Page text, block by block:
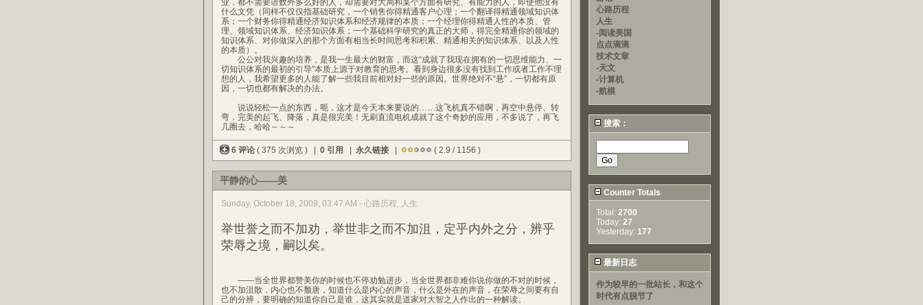
业，都不需要语数外多么好的人，却需要对大局和某个方面有研究、有能力的人，即使他没有
什么文凭（同样不仅仅指基础研究，一个销售你得精通客户心理；一个翻译得精通领域知识体
系；一个财务你得精通经济知识体系和经济规律的本质；一个经理你得精通人性的本质、管
理、领域知识体系、经济知识体系；一个基础科学研究的真正的大师，得完全精通你的领域的
知识体系、对你做深入的那个方面有相当长时间思考和积累、精通相关的知识体系、以及人性
的本质）。
公公对我兴趣的培养，是我一生最大的财富，而这“成就了我现在拥有的一切思维能力、一
切知识体系的最初的引导”本质上源于对教育的思考。看到身边很多没有找到工作或者工作不理
想的人，我希望更多的人能了解一些我目前相对好一些的原因。世界绝对不“悬”，一切都有原
因，一切也都有解决的办法。
说说轻松一点的东西，呃，这才是今天本来要说的……这飞机真不错啊，再空中悬停、转
弯，完美的起飞、降落，真是很完美！无刷直流电机成就了这个奇妙的应用，不多说了，再飞
几圈去，哈哈～～～
6 评论 ( 375 次浏览 ) | 0 引用 永久链接 ( 2.9 / 1156 )
平静的心——美
Sunday, October 18, 2009, 03:47 AM - 心路历程, 人生
举世誉之而不加劝，举世非之而不加沮，定乎内外之分，辨乎
荣辱之境，嗣以矣。
——当全世界都赞美你的时候也不停劝勉进步，当全世界都非难你说你做的不对的时候，
也不加沮散，内心也不颓唐，知道什么是内心的声音，什么是外在的声音，在荣辱之间要有自
己的分辨，要明确的知道你自己是谁，这其实就是道家对大智之人作出的一种解读。
心路历程
人生
-阅读美国
点点滴滴
技术文章
-天文
-计算机
-航模
搜索：
Counter Totals
Total: 2700
Today: 27
Yesterday: 177
最新日志
作为较早的一批站长，和这个
时代有点脱节了